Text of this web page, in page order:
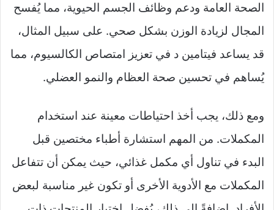
الصحة العامة ودعم وظائف الجسم الحيوية، مما يُفسح
المجال لزيادة الوزن بشكل صحي. على سبيل المثال،
قد يساعد فيتامين د في تعزيز امتصاص الكالسيوم، مما
يُساهم في تحسين صحة العظام والنمو العضلي.
ومع ذلك، يجب أخذ احتياطات معينة عند استخدام
المكملات. من المهم استشارة أطباء مختصين قبل
البدء في تناول أي مكمل غذائي، حيث يمكن أن تتفاعل
المكملات مع الأدوية الأخرى أو تكون غير مناسبة لبعض